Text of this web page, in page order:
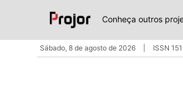
Conheça outros
Sábado, 8 de agosto de 2026 ISSN